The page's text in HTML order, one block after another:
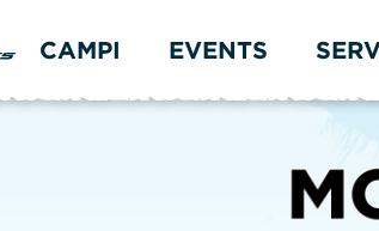
CAMPI EVENTS